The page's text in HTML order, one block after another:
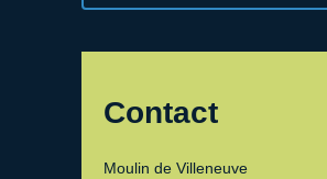
Contact
Moulin de Villeneuve